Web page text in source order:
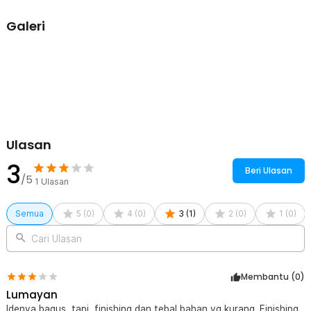
ini juga bisa dijadikan pengaman sementara saat kunci pintu utama
rusak. Tidak hanya untuk pintu, grendel ini juga bisa dipasang pada
Grendel ini dibuat dari stainless steel yang dikenal kokoh, tahan
karat, dan tidak mudah aus. Dengan material premium ini, grendel
mampu menjaga pintu tetap terkunci dengan aman serta awet
digunakan dalam jangka panjang.
Fleksibel untuk Berbagai Media
Bukan hanya untuk pintu geser, grendel ini juga bisa dipasang di
berbagai media lain. Dari jendela hingga lemari, Anda bisa
mendapatkan tambahan keamanan tanpa harus mengganti kunci
Desain Kokoh dan Praktis
Bentuknya sederhana namun kuat, sehingga mudah dipadukan
dengan berbagai jenis pintu tanpa mengurangi estetika. Ukurannya
Galeri
Ulasan
3/5 1 Ulasan
Beri Ulasan
Semua 5 (0) 4 (0) 3 (1 ) 2 (0) 1 (0)
Cari Ulasan
Membantu (0)
Lumayan